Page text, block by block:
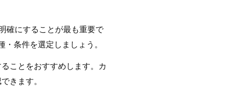
確にすることが最も重要で
条件を選定しましょう。
ことをおすすめします。カ
きます。